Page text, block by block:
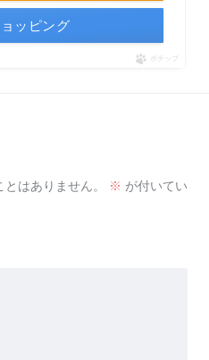
ッピング
ポチップ
はありません。 ※ が付いてい